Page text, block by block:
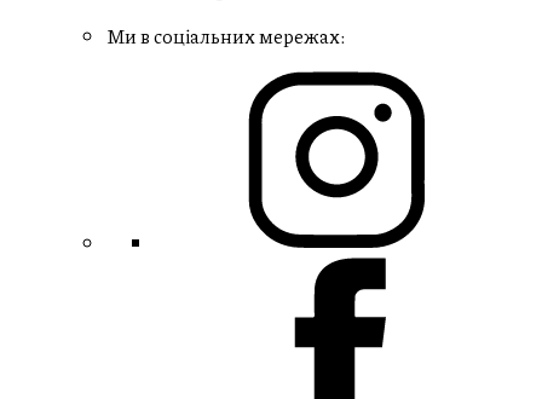
Ми в соціальних мережах: